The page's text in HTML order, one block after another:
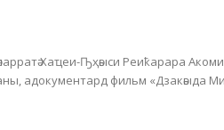
Хаҵеи-Ҧҳәыси Реиҟарара
адокументард фильм «Дзакәыда